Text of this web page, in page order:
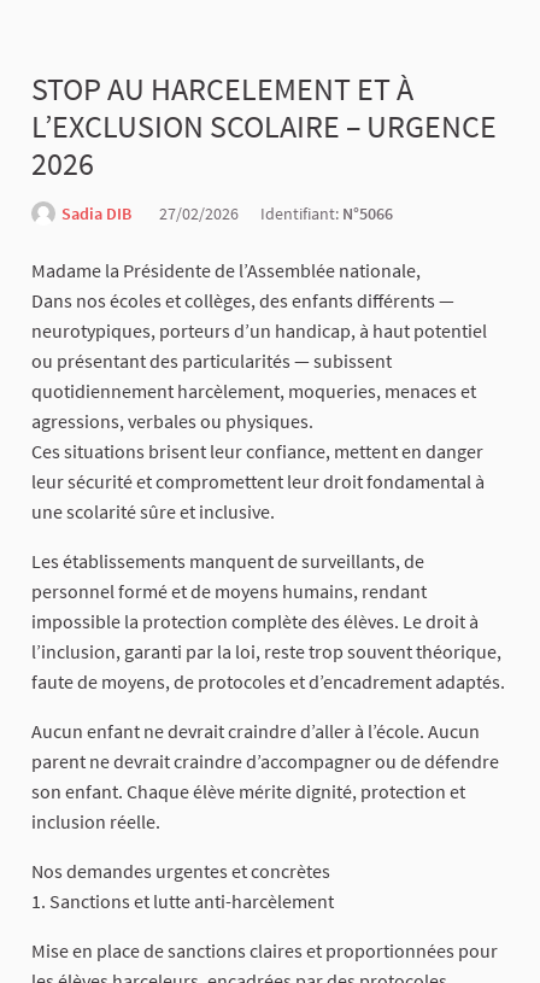
STOP AU HARCELEMENT ET À
L’EXCLUSION SCOLAIRE – URGENCE
2026
Sadia DIB 27/02/2026 Identifiant: N°5066
Madame la Présidente de l’Assemblée nationale,
Dans nos écoles et collèges, des enfants différents —
neurotypiques, porteurs d’un handicap, à haut potentiel
ou présentant des particularités — subissent
quotidiennement harcèlement, moqueries, menaces et
agressions, verbales ou physiques.
Ces situations brisent leur confiance, mettent en danger
leur sécurité et compromettent leur droit fondamental à
une scolarité sûre et inclusive.
Les établissements manquent de surveillants, de
personnel formé et de moyens humains, rendant
impossible la protection complète des élèves. Le droit à
l’inclusion, garanti par la loi, reste trop souvent théorique,
faute de moyens, de protocoles et d’encadrement adaptés.
Aucun enfant ne devrait craindre d’aller à l’école. Aucun
parent ne devrait craindre d’accompagner ou de défendre
son enfant. Chaque élève mérite dignité, protection et
inclusion réelle.
Nos demandes urgentes et concrètes
1. Sanctions et lutte anti-harcèlement
Mise en place de sanctions claires et proportionnées pour